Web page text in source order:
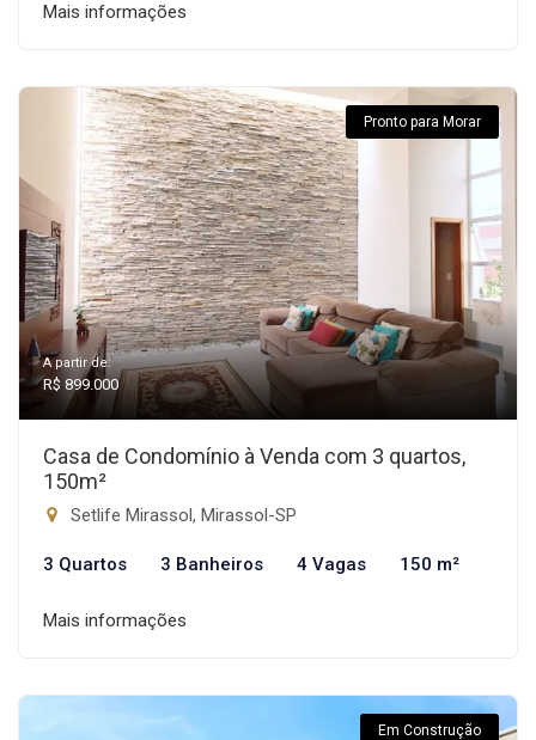
Mais informações
Pronto para Morar
A partir de:
R$ 899.000
Casa de Condomínio à Venda com 3 quartos,
150m²
Setlife Mirassol, Mirassol-SP
3 Quartos 3 Banheiros 4 Vagas 150 m²
Mais informações
Em Construção